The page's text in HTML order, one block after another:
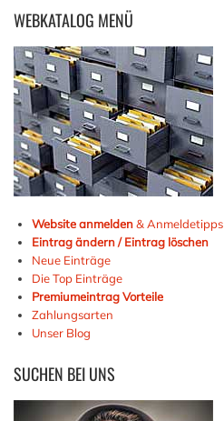
WEBKATALOG MENÜ
Website anmelden& Anmeldetipps
Eintrag ändern / Eintrag löschen
Neue Einträge
Die Top Einträge
Premiumeintrag Vorteile
Zahlungsarten
Unser Blog
SUCHEN BEI UNS